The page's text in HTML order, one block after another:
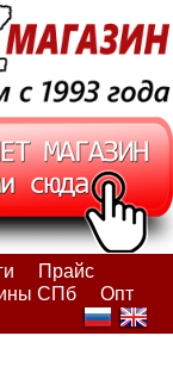
Прайс
СПб
Опт